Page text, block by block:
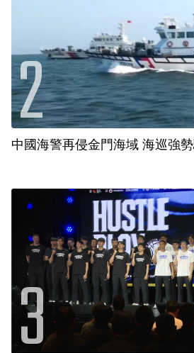
中國海警再侵金門海域 海巡強